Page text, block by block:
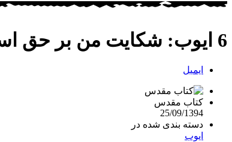
6 ايوب: شكايت من بر حق است
ایمیل
کتاب مقدس
25/09/1394
دسته بندی شده در
ایوب